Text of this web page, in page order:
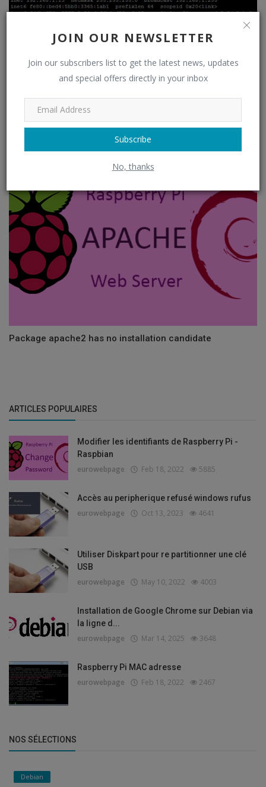
JOIN OUR NEWSLETTER
Join our subscribers list to get the latest news, updates
and special offers directly in your inbox
Subscribe
No, thanks
Raspberry Pi MAC adresse
Package apache2 has no installation candidate
ARTICLES POPULAIRES
Modifier les identifiants de Raspberry Pi -
Raspbian
eurowebpage Feb 18, 2022 5885
Accès au peripherique refusé windows rufus
eurowebpage Oct 13, 2023 4641
Utiliser Diskpart pour re partitionner une clé
USB
eurowebpage May 10, 2022 4003
Installation de Google Chrome sur Debian via
la ligne d...
eurowebpage Mar 14, 2025 3648
Raspberry Pi MAC adresse
eurowebpage Feb 18, 2022 2467
NOS SÉLECTIONS
Debian